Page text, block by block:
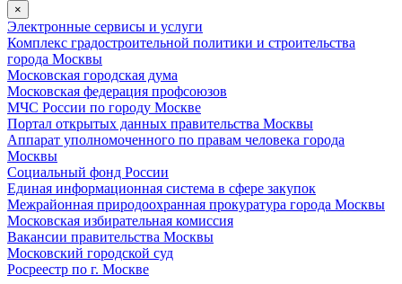
×
Электронные сервисы и услуги
Комплекс градостроительной политики и строительства
города Москвы
Московская городская дума
Московская федерация профсоюзов
МЧС России по городу Москве
Портал открытых данных правительства Москвы
Аппарат уполномоченного по правам человека города
Москвы
Социальный фонд России
Единая информационная система в сфере закупок
Межрайонная природоохранная прокуратура города Москвы
Московская избирательная комиссия
Вакансии правительства Москвы
Московский городской суд
Росреестр по г. Москве